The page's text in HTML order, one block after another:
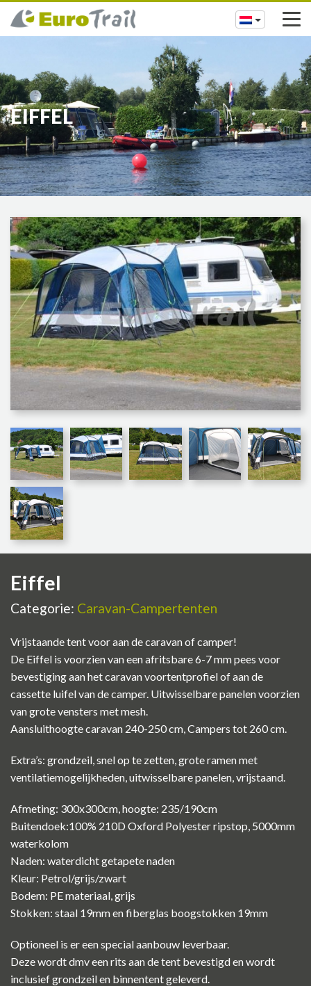
EIFFEL
Eiffel
Categorie: Caravan-Campertenten
Vrijstaande tent voor aan de caravan of camper!
De Eiffel is voorzien van een afritsbare 6-7 mm pees voor
bevestiging aan het caravan voortentprofiel of aan de
cassette luifel van de camper. Uitwisselbare panelen voorzien
van grote vensters met mesh.
Aansluithoogte caravan 240-250 cm, Campers tot 260 cm.
Extra’s: grondzeil, snel op te zetten, grote ramen met
ventilatiemogelijkheden, uitwisselbare panelen, vrijstaand.
Afmeting: 300x300cm, hoogte: 235/190cm
Buitendoek:100% 210D Oxford Polyester ripstop, 5000mm
waterkolom
Naden: waterdicht getapete naden
Kleur: Petrol/grijs/zwart
Bodem: PE materiaal, grijs
Stokken: staal 19mm en fiberglas boogstokken 19mm
Optioneel is er een special aanbouw leverbaar.
Deze wordt dmv een rits aan de tent bevestigd en wordt
inclusief grondzeil en binnentent geleverd.